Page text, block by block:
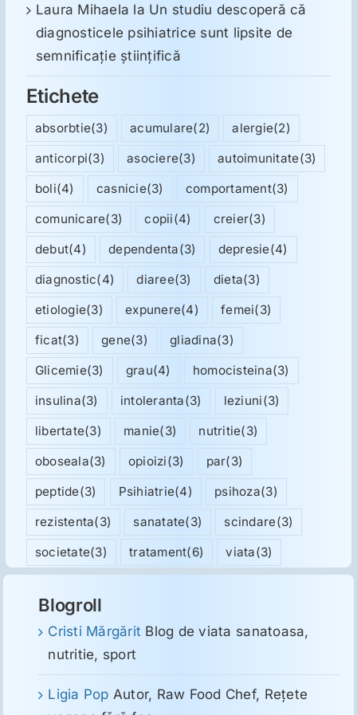
Laura Mihaela la Un studiu descoperă că
diagnosticele psihiatrice sunt lipsite de
semnificație științifică
Etichete
absorbtie(3) acumulare(2) alergie(2)
anticorpi(3) asociere(3) autoimunitate(3)
boli(4) casnicie(3) comportament(3)
comunicare(3) copii(4) creier(3)
debut(4) dependenta(3) depresie(4)
diagnostic(4) diaree(3) dieta(3)
etiologie(3) expunere(4) femei(3)
ficat(3) gene(3) gliadina(3)
Glicemie(3) grau(4) homocisteina(3)
insulina(3) intoleranta(3) leziuni(3)
libertate(3) manie(3) nutritie(3)
oboseala(3) opioizi(3) par(3)
peptide(3) Psihiatrie(4) psihoza(3)
rezistenta(3) sanatate(3) scindare(3)
societate(3) tratament(6) viata(3)
Blogroll
Cristi Mărgărit Blog de viata sanatoasa,
nutritie, sport
Ligia Pop Autor, Raw Food Chef, Reţete